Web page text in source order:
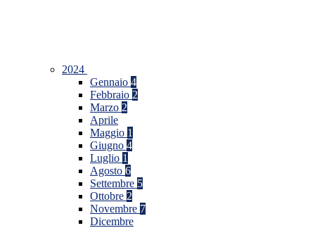
2024
Gennaio 4
Febbraio 2
Marzo 2
Aprile
Maggio 1
Giugno 4
Luglio 1
Agosto 6
Settembre 5
Ottobre 2
Novembre 7
Dicembre